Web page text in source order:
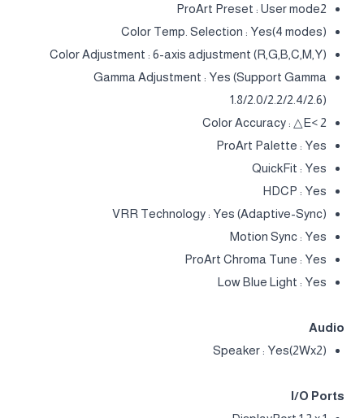
ProArt Preset : User mode2
Color Temp. Selection : Yes(4 modes)
Color Adjustment : 6-axis adjustment (R,G,B,C,M,Y)
Gamma Adjustment : Yes (Support Gamma
1.8/2.0/2.2/2.4/2.6)
Color Accuracy : △E< 2
ProArt Palette : Yes
QuickFit : Yes
HDCP : Yes
VRR Technology : Yes (Adaptive-Sync)
Motion Sync : Yes
ProArt Chroma Tune : Yes
Low Blue Light : Yes
Audio
Speaker : Yes(2Wx2)
I/O Ports